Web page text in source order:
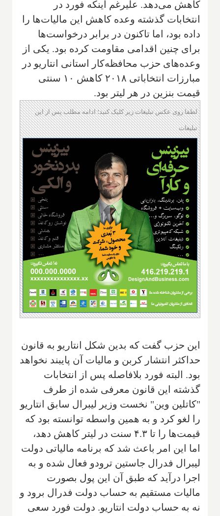
کاهش می‌دهد. علیرغم اینکه فورد در
انتخابات گذشته وعده کاهش این مالیات‌ها را
داده بود، اما تاکنون در برابر درخواست‌ها
برای چنین اقدامی مقاومت کرده بود. یکی از
وعده‌های حزب محافظه‌کار استانی انتاریو در
مبارزات انتخاباتی ۲۰۱۸ کاهش ۱۰ سنتی
قیمت بنزین در هر لیتر بود.
لطفا روی عکس تبلیغات زیر کلیک کنید؛ ادامه مطلب پس از این
تبلیغات
این حزب گفت که بدین شکل انتاریو به قانون
حداکثر انتشار کربن و مالیات آن پایبند نخواهد
بود. البته فورد بلافاصله پس از انتخابات
گذشته این قانون معرفی شده از طرف
"کاتلین وین" نخست وزیر لیبرال سابق انتاریو
را لغو کرد و به همین واسطه توانسته بود که
قیمت‌ها را تا ۴.۳ سنت در لیتر کاهش دهد،
اما این امر باعث شد که برنامه مالیاتی دولت
لیبرال فدرال جاستین ترودو فعال شده و به
اجرا درآید که طبق آن این پول بصورت
مالیات مستقیم به حساب دولت فدرال برود و
نه به حساب دولت انتاریو. دولت فورد سعی